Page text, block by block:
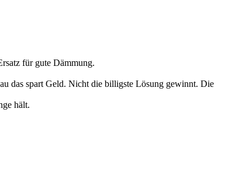
für gute Dämmung.
das spart Geld. Nicht die billigste Lösung gewinnt. Die
hält.